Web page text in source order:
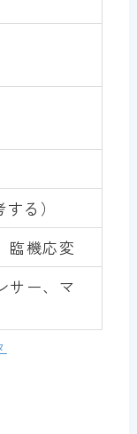
る）
臨機応変
サー、マ